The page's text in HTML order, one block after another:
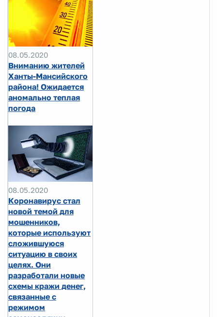
08.05.2020
Вниманию жителей
Ханты-Мансийского
района! Ожидается
аномально теплая
погода
08.05.2020
Коронавирус стал
новой темой для
мошенников,
которые используют
сложившуюся
ситуацию в своих
целях. Они
разработали новые
схемы кражи денег,
связанные с
режимом